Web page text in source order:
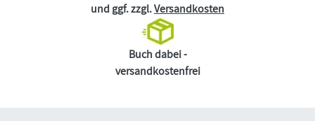
und ggf. zzgl.Versandkosten
Buch dabei -
versandkostenfrei